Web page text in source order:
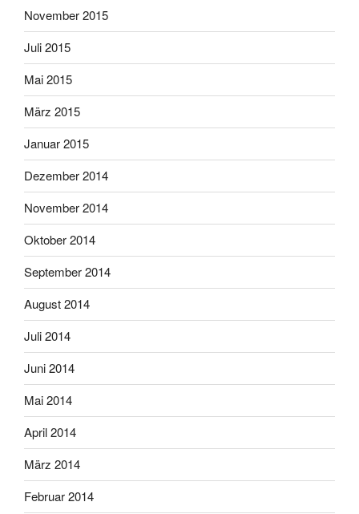
November 2015
Juli 2015
Mai 2015
März 2015
Januar 2015
Dezember 2014
November 2014
Oktober 2014
September 2014
August 2014
Juli 2014
Juni 2014
Mai 2014
April 2014
März 2014
Februar 2014